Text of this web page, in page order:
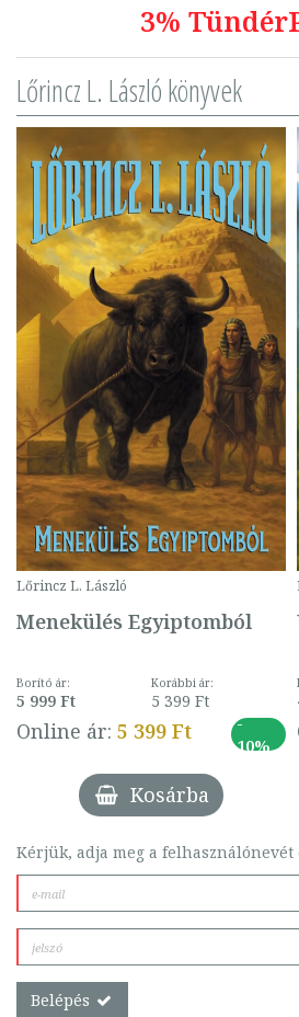
3%
Lőrincz L. László könyvek
Lőrincz L. László
Menekülés Egyiptomból
Borító ár:
5 999 Ft
Korábbi ár:
5 399 Ft
Online ár: 5 399 Ft
-
10%
Kosárba
Kérjük, adja meg a felhasználónevét
Belépés